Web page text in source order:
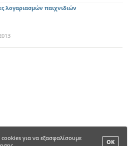
λογαριασμών παιχνιδιών
ΟΚ
για να εξασφαλίσουμε